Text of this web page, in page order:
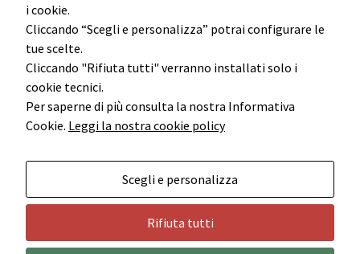
Cedac Holding S.r.l. - P.I. 02855451205© 2014 |
i cookie.
Cliccando “Scegli e personalizza” potrai configurare le
tue scelte.
Cliccando "Rifiuta tutti" verranno installati solo i
cookie tecnici.
Per saperne di più consulta la nostra Informativa
Cookie. Leggi la nostra cookie policy
Scegli e personalizza
Rifiuta tutti